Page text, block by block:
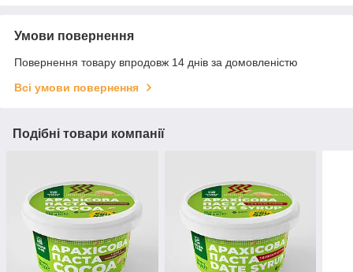
Умови повернення
Повернення товару впродовж 14 днів за домовленістю
Всі умови повернення
Подібні товари компанії